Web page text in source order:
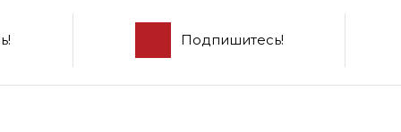
Подпишитесь!